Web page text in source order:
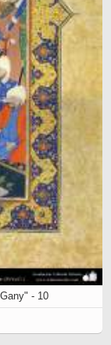
- 10